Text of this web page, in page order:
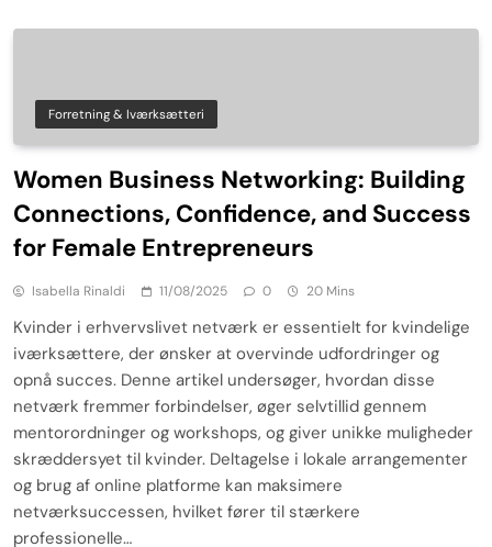
Forretning & Iværksætteri
Women Business Networking: Building
Connections, Confidence, and Success
for Female Entrepreneurs
Isabella Rinaldi 11/08/2025 0 20 Mins
Kvinder i erhvervslivet netværk er essentielt for kvindelige
iværksættere, der ønsker at overvinde udfordringer og
opnå succes. Denne artikel undersøger, hvordan disse
netværk fremmer forbindelser, øger selvtillid gennem
mentorordninger og workshops, og giver unikke muligheder
skræddersyet til kvinder. Deltagelse i lokale arrangementer
og brug af online platforme kan maksimere
netværksuccessen, hvilket fører til stærkere
professionelle…